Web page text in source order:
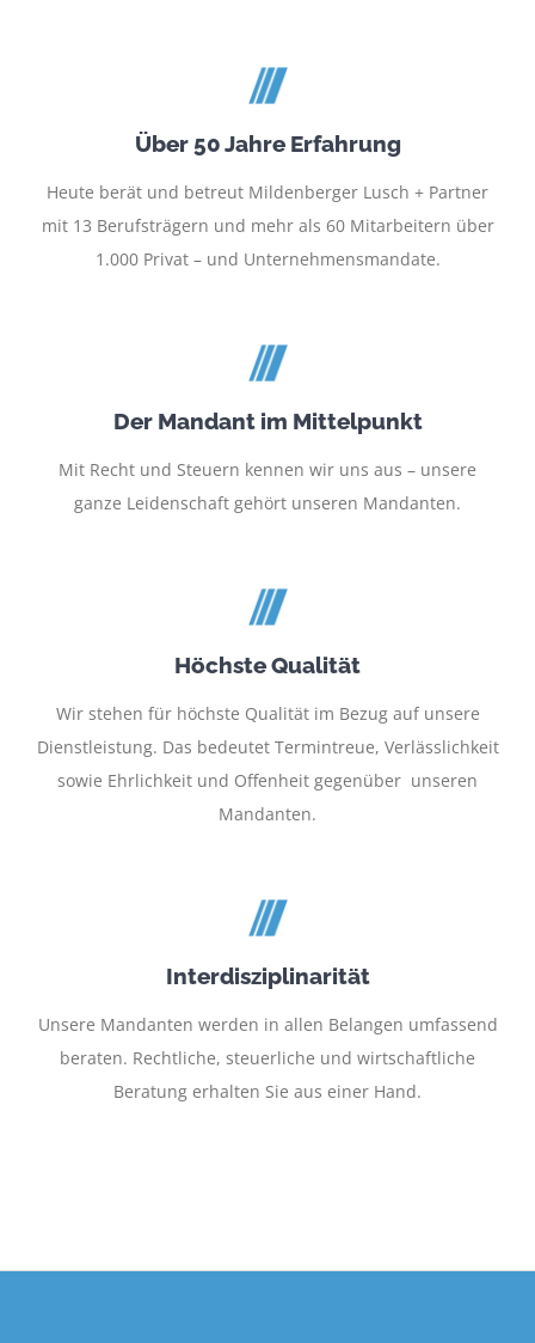
Über 50 Jahre Erfahrung
Heute berät und betreut Mildenberger Lusch + Partner
mit 13 Berufsträgern und mehr als 60 Mitarbeitern über
1.000 Privat – und Unternehmensmandate.
Der Mandant im Mittelpunkt
Mit Recht und Steuern kennen wir uns aus – unsere
ganze Leidenschaft gehört unseren Mandanten.
Höchste Qualität
Wir stehen für höchste Qualität im Bezug auf unsere
Dienstleistung. Das bedeutet Termintreue, Verlässlichkeit
sowie Ehrlichkeit und Offenheit gegenüber unseren
Mandanten.
Interdisziplinarität
Unsere Mandanten werden in allen Belangen umfassend
beraten. Rechtliche, steuerliche und wirtschaftliche
Beratung erhalten Sie aus einer Hand.